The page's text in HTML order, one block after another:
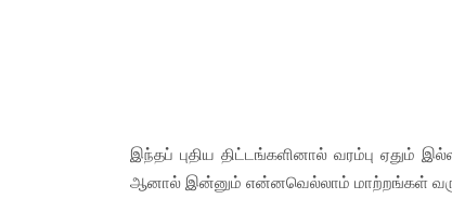
இந்தப் புதிய திட்டங்களினால் வரம்பு
ஆனால் இன்னும் என்னவெல்லாம் மாற்றங்கள் வரும்